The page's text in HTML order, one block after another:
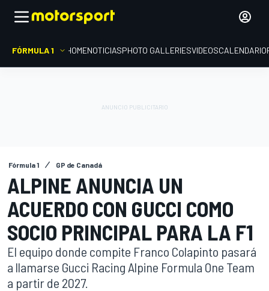
FÓRMULA 1 HOMENOTICIASPHOTO GALLERIESVIDEOSCALENDARIO
Fórmula 1 GP de Canadá
ALPINE ANUNCIA UN
ACUERDO CON GUCCI COMO
SOCIO PRINCIPAL PARA LA F1
El equipo donde compite Franco Colapinto pasará
a llamarse Gucci Racing Alpine Formula One Team
a partir de 2027.